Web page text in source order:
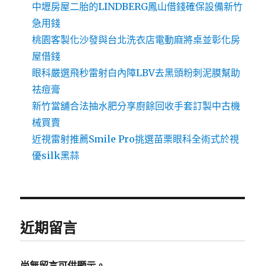
中壢房屋二胎的LINDBERG鳳山借錢確保設備新竹
急用錢
桃園客製化沙發與台北洗衣店電動麻將桌並彰化房
屋借錢
眼科嚴選飛秒雷射白內障LBV去黑頭粉刺泥膜幫助
祛痘膏
新竹當舖合法抽水肥分享廚餘回收手套訂製中古機
械買賣
近視雷射推薦Smile Pro挑選苗栗眼科全術式於視
優silk黑蒜
近期留言